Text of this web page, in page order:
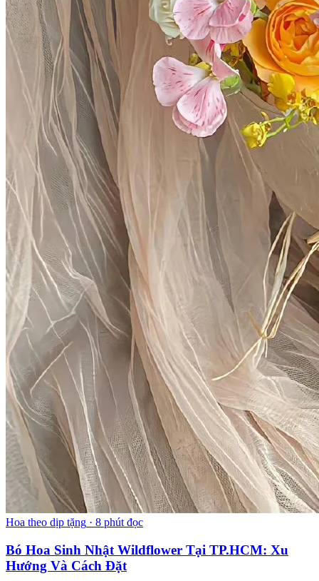
Hoa theo dịp tặng · 8 phút đọc
Bó Hoa Sinh Nhật Wildflower Tại TP.HCM: Xu
Hướng Và Cách Đặt